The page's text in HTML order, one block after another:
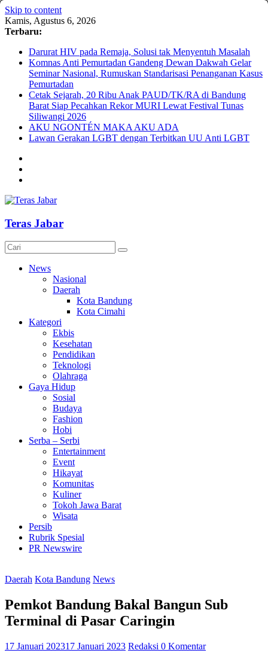
Skip to content
Kamis, Agustus 6, 2026
Terbaru:
Darurat HIV pada Remaja, Solusi tak Menyentuh Masalah
Komnas Anti Pemurtadan Gandeng Dewan Dakwah Gelar
Seminar Nasional, Rumuskan Standarisasi Penanganan Kasus
Pemurtadan
Cetak Sejarah, 20 Ribu Anak PAUD/TK/RA di Bandung
Barat Siap Pecahkan Rekor MURI Lewat Festival Tunas
Siliwangi 2026
AKU NGONTÉN MAKA AKU ADA
Lawan Gerakan LGBT dengan Terbitkan UU Anti LGBT
Teras Jabar
News
Nasional
Daerah
Kota Bandung
Kota Cimahi
Kategori
Ekbis
Kesehatan
Pendidikan
Teknologi
Olahraga
Gaya Hidup
Sosial
Budaya
Fashion
Hobi
Serba – Serbi
Entertainment
Event
Hikayat
Komunitas
Kuliner
Tokoh Jawa Barat
Wisata
Persib
Rubrik Spesial
PR Newswire
Daerah Kota Bandung News
Pemkot Bandung Bakal Bangun Sub
Terminal di Pasar Caringin
17 Januari 202317 Januari 2023 Redaksi 0 Komentar